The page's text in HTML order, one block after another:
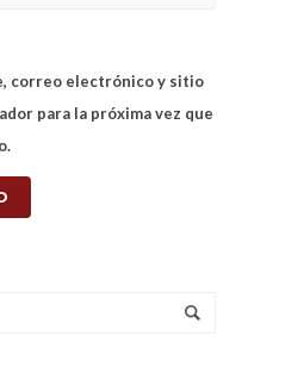
correo electrónico y sitio
para la próxima vez que